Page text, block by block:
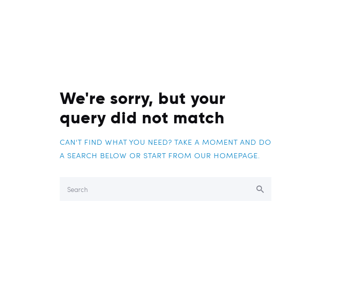
We're sorry, but your
query did not match
CAN'T FIND WHAT YOU NEED? TAKE A MOMENT AND DO
A SEARCH BELOW OR START FROM OUR HOMEPAGE.